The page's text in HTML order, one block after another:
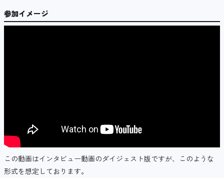
参加イメージ
この動画はインタビュー動画のダイジェスト版ですが、このような
形式を想定しております。